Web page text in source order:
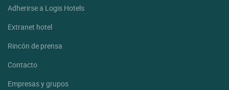
Adherirse a Logis Hotels
Extranet hotel
Rincón de prensa
Contacto
Empresas y grupos